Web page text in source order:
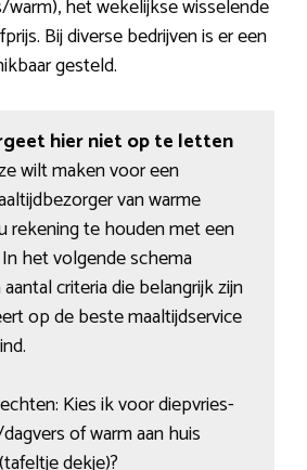
het wekelijkse wisselende
Bij diverse bedrijven is er een
gesteld.
hier niet op te letten
wilt maken voor een
van warme
rekening te houden met een
het volgende schema
criteria die belangrijk zijn
op de beste maaltijdservice
Kies ik voor diepvries-
of warm aan huis
dekje)?